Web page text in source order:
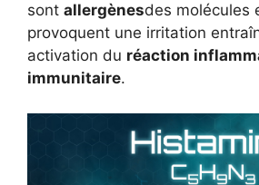
sont allergènesdes molécules
provoquent une irritation
activation du réaction
immunitaire.